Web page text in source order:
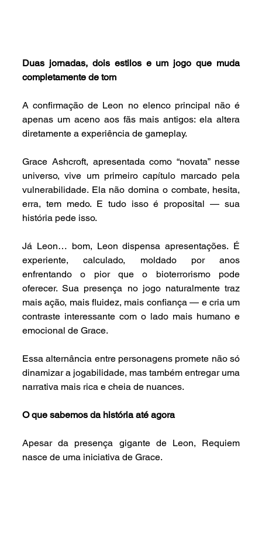
Duas jornadas, dois estilos e um jogo que muda
completamente de tom
A confirmação de Leon no elenco principal não é
apenas um aceno aos fãs mais antigos: ela altera
diretamente a experiência de gameplay.
Grace Ashcroft, apresentada como “novata” nesse
universo, vive um primeiro capítulo marcado pela
vulnerabilidade. Ela não domina o combate, hesita,
erra, tem medo. E tudo isso é proposital — sua
história pede isso.
Já Leon… bom, Leon dispensa apresentações. É
experiente, calculado, moldado por anos
enfrentando o pior que o bioterrorismo pode
oferecer. Sua presença no jogo naturalmente traz
mais ação, mais fluidez, mais confiança — e cria um
contraste interessante com o lado mais humano e
emocional de Grace.
Essa alternância entre personagens promete não só
dinamizar a jogabilidade, mas também entregar uma
narrativa mais rica e cheia de nuances.
O que sabemos da história até agora
Apesar da presença gigante de Leon, Requiem
nasce de uma iniciativa de Grace.